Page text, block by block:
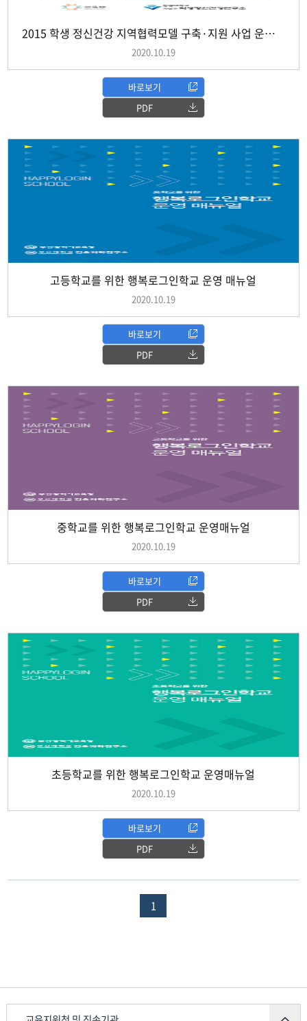
2015 학생 정신건강 지역협력모델 구축·지원 사업 운영매뉴얼
2020.10.19
바로보기
PDF
고등학교를 위한 행복로그인학교 운영 매뉴얼
2020.10.19
바로보기
PDF
중학교를 위한 행복로그인학교 운영매뉴얼
2020.10.19
바로보기
PDF
초등학교를 위한 행복로그인학교 운영매뉴얼
2020.10.19
바로보기
PDF
1